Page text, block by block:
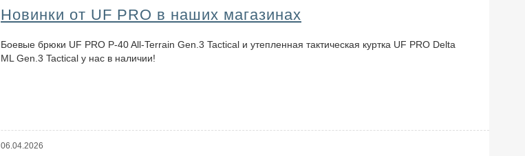
Новинки от UF PRO в наших магазинах
Боевые брюки UF PRO P-40 All-Terrain Gen.3 Tactical и утепленная тактическая куртка UF PRO Delta
ML Gen.3 Tactical у нас в наличии!
06.04.2026